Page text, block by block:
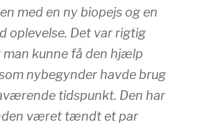
med en ny biopejs og en
oplevelse. Det var rigtig
man kunne få den hjælp
nybegynder havde brug
tidspunkt. Den har
været tændt et par